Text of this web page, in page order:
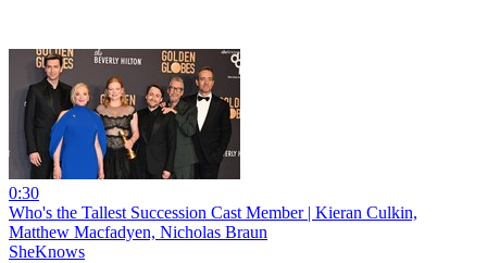
0:30
Who's the Tallest Succession Cast Member | Kieran Culkin,
Matthew Macfadyen, Nicholas Braun
SheKnows